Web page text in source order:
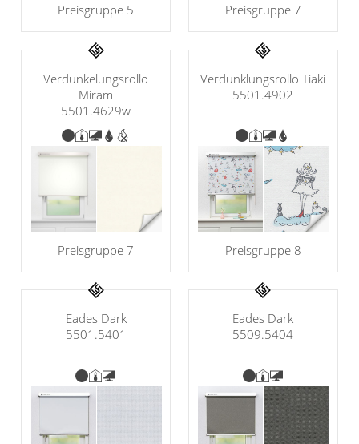
Preisgruppe 5 Preisgruppe 7
Verdunkelungsrollo
Miram
5501.4629w
Preisgruppe 7
Verdunklungsrollo Tiaki
5501.4902
Preisgruppe 8
Eades Dark
5501.5401
Eades Dark
5509.5404